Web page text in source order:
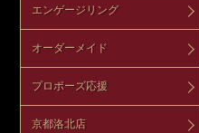
エンゲージリング
オーダーメイド
プロポーズ応援
京都洛北店